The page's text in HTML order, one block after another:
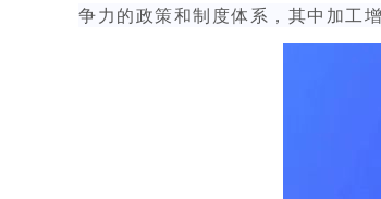
争力的政策和制度体系，其中加工